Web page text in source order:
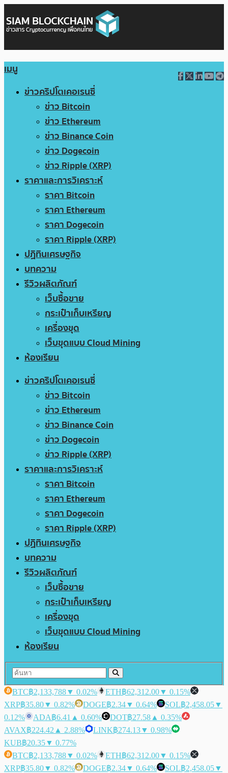
เมนู
ข่าวคริปโตเคอเรนซี่
ข่าว Bitcoin
ข่าว Ethereum
ข่าว Binance Coin
ข่าว Dogecoin
ข่าว Ripple (XRP)
ราคาและการวิเคราะห์
ราคา Bitcoin
ราคา Ethereum
ราคา Dogecoin
ราคา Ripple (XRP)
ปฏิทินเศรษฐกิจ
บทความ
รีวิวผลิตภัณฑ์
เว็บซื้อขาย
กระเป๋าเก็บเหรียญ
เครื่องขุด
เว็บขุดแบบ Cloud Mining
ห้องเรียน
ข่าวคริปโตเคอเรนซี่
ข่าว Bitcoin
ข่าว Ethereum
ข่าว Binance Coin
ข่าว Dogecoin
ข่าว Ripple (XRP)
ราคาและการวิเคราะห์
ราคา Bitcoin
ราคา Ethereum
ราคา Dogecoin
ราคา Ripple (XRP)
ปฏิทินเศรษฐกิจ
บทความ
รีวิวผลิตภัณฑ์
เว็บซื้อขาย
กระเป๋าเก็บเหรียญ
เครื่องขุด
เว็บขุดแบบ Cloud Mining
ห้องเรียน
BTC฿2,133,788▼ 0.02% ETH฿62,312.00▼ 0.15%
XRP฿35.80▼ 0.82% DOGE฿2.34▼ 0.64% SOL฿2,458.05▼
0.12%
ADA฿6.41 ▲ 0.60% DOT฿27.58 ▲ 0.35%
AVAX฿224.42 ▲ 2.88% LINK฿274.13▼ 0.98%
KUB฿20.35▼ 0.77%
BTC฿2,133,788▼ 0.02% ETH฿62,312.00▼ 0.15%
XRP฿35.80▼ 0.82% DOGE฿2.34▼ 0.64% SOL฿2,458.05▼